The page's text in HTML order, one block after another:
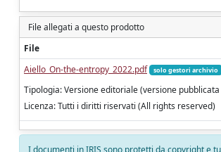
File allegati a questo prodotto
File
Aiello_On-the-entropy_2022.pdf
solo gestori archivio
Tipologia: Versione editoriale (versione
Licenza: Tutti i diritti riservati (All rights reserved)
I documenti in IRIS sono protetti da copyright e